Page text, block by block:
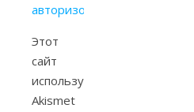
авторизоваться
Этот
сайт
использует
Akismet